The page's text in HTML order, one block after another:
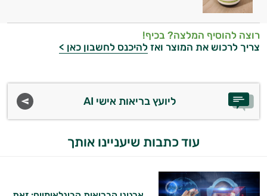
רוצה להוסיף המלצה? בכיף!
צריך לרכוש את המוצר ואז להיכנס לחשבון כאן >
ליועץ בריאות אישי AI
עוד כתבות שיעניינו אותך
התשובות שלי מבוססות על מאגרי מידע קליניים